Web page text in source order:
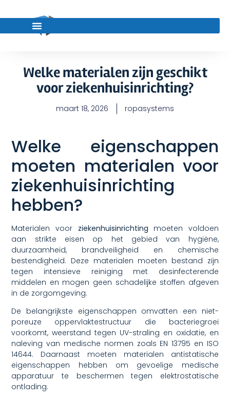
Welke materialen zijn geschikt
voor ziekenhuisinrichting?
maart 18, 2026 ropasystems
Welke eigenschappen
moeten materialen voor
ziekenhuisinrichting
hebben?
Materialen voor ziekenhuisinrichting moeten voldoen
aan strikte eisen op het gebied van hygiëne,
duurzaamheid, brandveiligheid en chemische
bestendigheid. Deze materialen moeten bestand zijn
tegen intensieve reiniging met desinfecterende
middelen en mogen geen schadelijke stoffen afgeven
in de zorgomgeving.
De belangrijkste eigenschappen omvatten een niet-
poreuze oppervlaktestructuur die bacteriegroei
voorkomt, weerstand tegen UV-straling en oxidatie, en
naleving van medische normen zoals EN 13795 en ISO
14644. Daarnaast moeten materialen antistatische
eigenschappen hebben om gevoelige medische
apparatuur te beschermen tegen elektrostatische
ontlading.